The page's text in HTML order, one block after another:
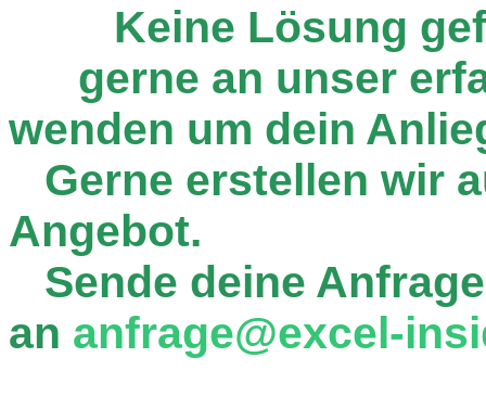
Keine Lösung
gerne an unser
wenden um dein
Gerne erstellen wir
Angebot.
Sende deine
an anfrage@excel-